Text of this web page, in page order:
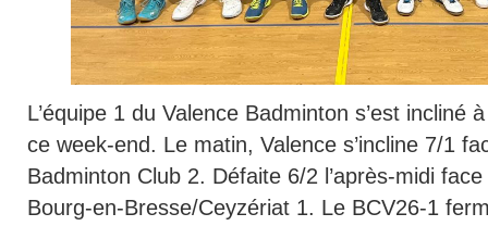
L’équipe 1 du Valence Badminton s’est incliné
ce week-end. Le matin, Valence s’incline 7/1
Badminton Club 2. Défaite 6/2 l’après-midi
Bourg-en-Bresse/Ceyzériat 1. Le BCV26-1